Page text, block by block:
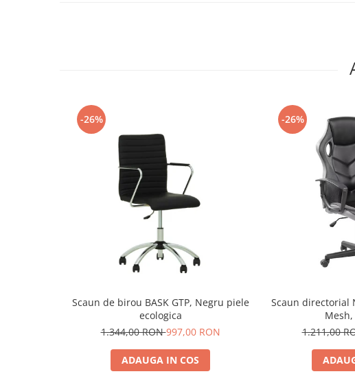
-26%
Scaun de birou BASK GTP, Negru piele
ecologica
1.344,00 RON997,00 RON
ADAUGA IN COS
-26%
Scaun directorial
1.211,00